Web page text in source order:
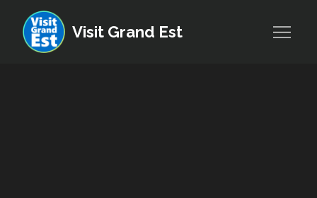
content
Visit Grand Est